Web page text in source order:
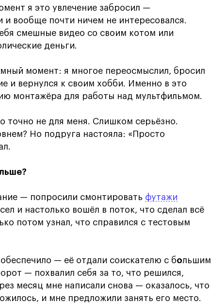
я это увлечение забросил —
и вообще почти ничем не интересовался.
смешные видео со своим котом или
деньги.
момент: я многое переосмыслил, бросил
и вернулся к своим хобби. Именно в это
монтажёра для работы над мультфильмом.
точно не для меня. Слишком серьёзно.
Но подруга настояла: «Просто
— попросили смонтировать футажи
и настолько вошёл в поток, что сделал всё
потом узнал, что справился с тестовым
— её отдали соискателю с большим
— похвалил себя за то, что решился,
месяц мне написали снова — оказалось, что
и мне предложили занять его место.